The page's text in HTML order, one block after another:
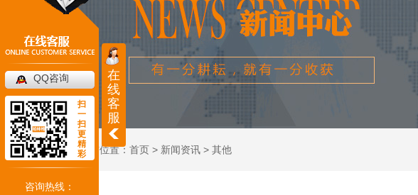
当前位置： 首页 > 新闻资讯 > 其他
在
线
客
服
QQ咨询
扫
一
扫
更
精
彩
咨询热线：